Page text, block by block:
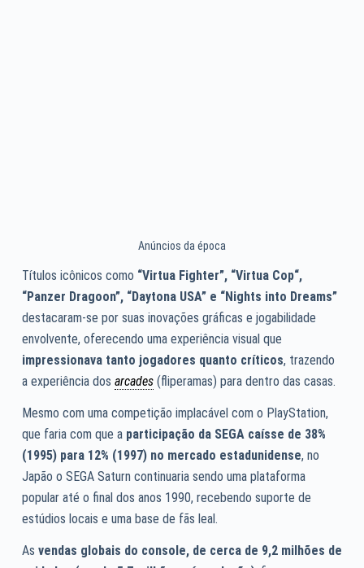
Anúncios da época
Títulos icônicos como “Virtua Fighter”, “Virtua Cop“,
“Panzer Dragoon”, “Daytona USA” e “Nights into Dreams”
destacaram-se por suas inovações gráficas e jogabilidade
envolvente, oferecendo uma experiência visual que
impressionava tanto jogadores quanto críticos, trazendo
a experiência dos arcades (fliperamas) para dentro das casas.
Mesmo com uma competição implacável com o PlayStation,
que faria com que a participação da SEGA caísse de 38%
(1995) para 12% (1997) no mercado estadunidense, no
Japão o SEGA Saturn continuaria sendo uma plataforma
popular até o final dos anos 1990, recebendo suporte de
estúdios locais e uma base de fãs leal.
As vendas globais do console, de cerca de 9,2 milhões de